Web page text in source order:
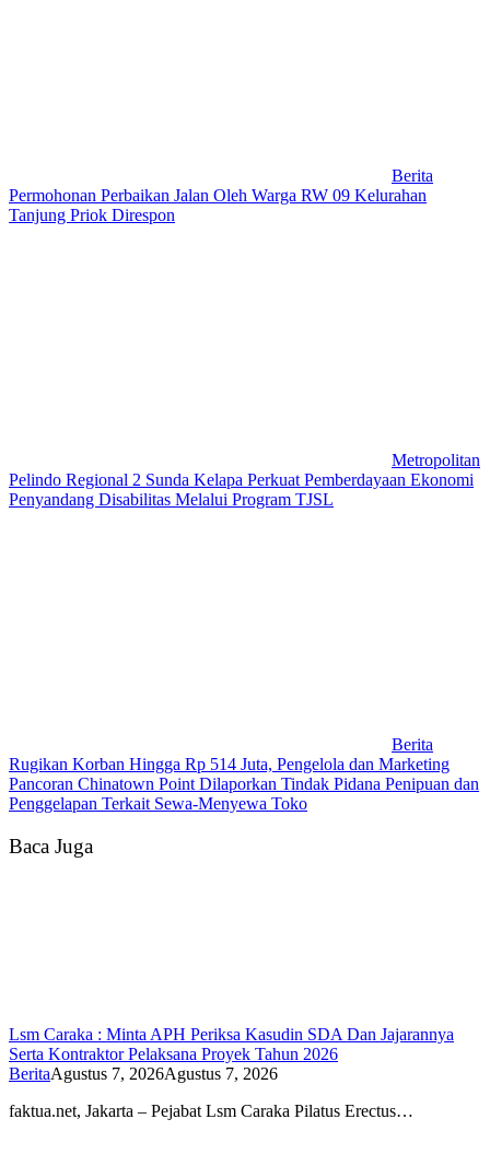
Berita
Permohonan Perbaikan Jalan Oleh Warga RW 09 Kelurahan
Tanjung Priok Direspon
Metropolitan
Pelindo Regional 2 Sunda Kelapa Perkuat Pemberdayaan Ekonomi
Penyandang Disabilitas Melalui Program TJSL
Berita
Rugikan Korban Hingga Rp 514 Juta, Pengelola dan Marketing
Pancoran Chinatown Point Dilaporkan Tindak Pidana Penipuan dan
Penggelapan Terkait Sewa-Menyewa Toko
Baca Juga
Lsm Caraka : Minta APH Periksa Kasudin SDA Dan Jajarannya
Serta Kontraktor Pelaksana Proyek Tahun 2026
BeritaAgustus 7, 2026Agustus 7, 2026
faktua.net, Jakarta – Pejabat Lsm Caraka Pilatus Erectus…